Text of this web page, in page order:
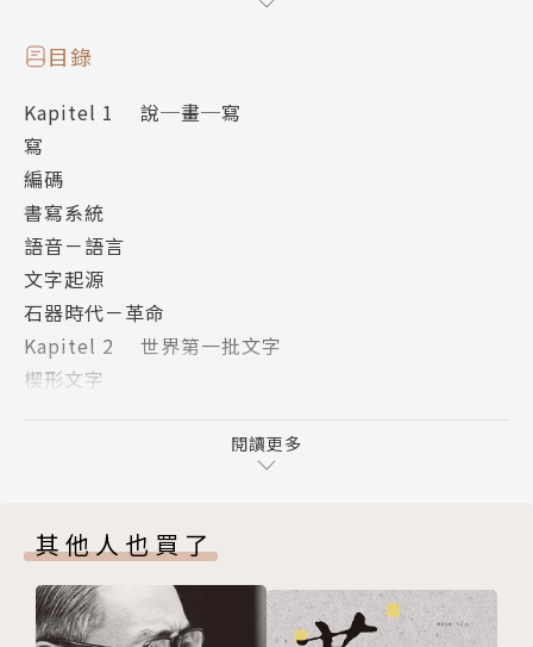
企圖呈現全世界前後橫亙五千五百年，超過一百種書寫
從史前時代到電腦時代；從楔形文字、古埃及象形文
字、古希臘字母，
到今日大家手機或電腦普遍使用的表情符號，
乃至於《星艦迷航記》系列電影中
為外星族獨創出來的克林貢語（Klingon）等有趣的發
展故事……
一一用漫畫呈現出來。
作者簡介
維達利 Vitali Konstantinov
薩（Odessa）附近，現為自由藝術家、插畫家、漫畫
家和作家。自1999年以來，他便一直為德國及國際出
版社工作，專長科幻類型、兒童及成人非小說類型。他
目錄
Kapitel 1 說─畫─寫
寫
編碼
書寫系統
語音－語言
文字起源
石器時代－革命
Kapitel 2 世界第一批文字
楔形文字
中國－日本－華南少數民族
西臺文及魯維文、米諾斯文
字母的起源
希伯來文
閱讀更多
其他人也買了